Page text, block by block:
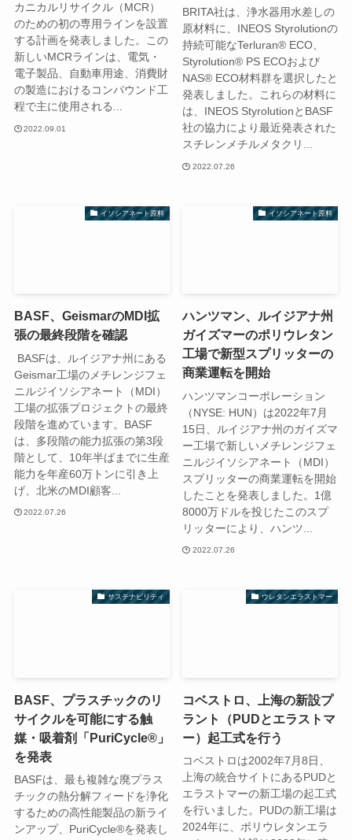
カニカルリサイクル（MCR）
のための初の専用ラインを設置
する計画を発表しました。この
新しいMCRラインは、電気・
電子製品、自動車用途、消費財
の製造におけるコンパウンド工
程で主に使用される...
2022.09.01
BRITA社は、浄水器用水差しの
原材料に、INEOS Styrolutionの
持続可能なTerluran® ECO、
Styrolution® PS ECOおよび
NAS® ECO材料群を選択したと
発表しました。これらの材料に
は、INEOS StyrolutionとBASF
社の協力により最近発表された
スチレンメチルメタクリ...
2022.07.26
イソシアネート原料
BASF、GeismarのMDI拡
張の最終段階を確認
BASFは、ルイジアナ州にある
Geismar工場のメチレンジフェ
ニルジイソシアネート（MDI）
工場の拡張プロジェクトの最終
段階を進めています。BASF
は、多段階の能力拡張の第3段
階として、10年半ばまでに生産
能力を年産60万トンに引き上
げ、北米のMDI顧客...
2022.07.26
イソシアネート原料
ハンツマン、ルイジアナ州
ガイズマーのポリウレタン
工場で新型スプリッターの
商業運転を開始
ハンツマンコーポレーション
（NYSE: HUN）は2022年7月
15日、ルイジアナ州のガイズマ
ー工場で新しいメチレンジフェ
ニルジイソシアネート（MDI）
スプリッターの商業運転を開始
したことを発表しました。1億
8000万ドルを投じたこのスプ
リッターにより、ハンツ...
2022.07.26
サステナビリティ
BASF、プラスチックのリ
サイクルを可能にする触
媒・吸着剤「PuriCycle®」
を発表
BASFは、最も複雑な廃プラス
チックの熱分解フィードを浄化
するための高性能製品の新ライ
ンアップ、PuriCycle®を発表し
ウレタンエラストマー
コベストロ、上海の新設プ
ラント（PUDとエラストマ
ー）起工式を行う
コベストロは2002年7月8日、
上海の統合サイトにあるPUDと
エラストマーの新工場の起工式
を行いました。PUDの新工場は
2024年に、ポリウレタンエラ